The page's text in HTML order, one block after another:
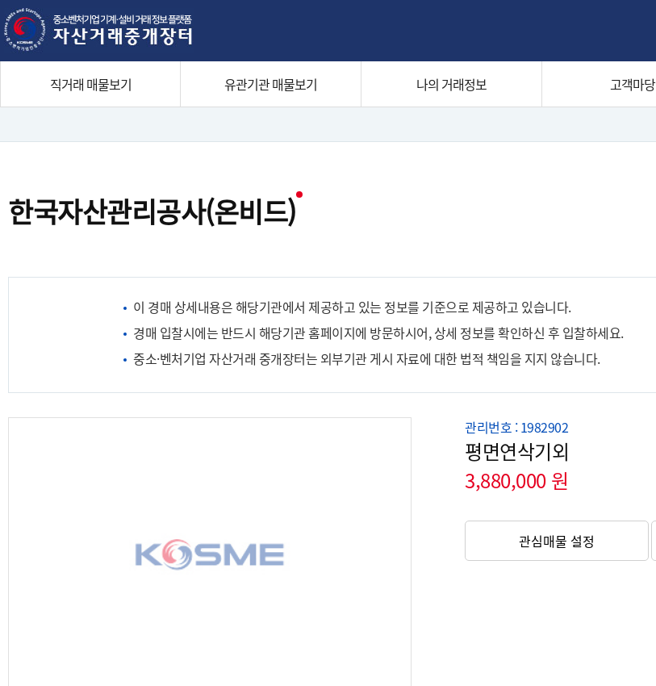
본문으로 바로가기
주메뉴 바로가기
직거래 매물보기 유관기관 매물보기 나의 거래정보 고객마당
비
이한국자산관리공사(온비드)
이 경매 상세내용은 해당기관에서 제공하고 있는 정보를 기준으로 제공하고 있습니다.
경매 입찰시에는 반드시 해당기관 홈페이지에 방문하시어, 상세 정보를 확인하신 후 입찰하세요.
중소·벤처기업 자산거래 중개장터는 외부기관 게시 자료에 대한 법적 책임을 지지 않습니다.
관리번호 : 1982902
평면연삭기외
3,880,000 원
관심매물 설정